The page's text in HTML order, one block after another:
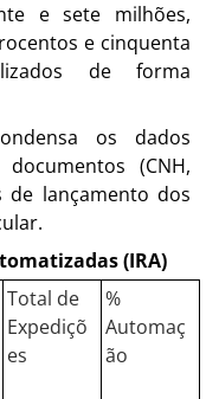
e sete milhões,
e cinquenta
de forma
os
dados
(CNH,
de lançamento dos
(IRA)
Total de
Expediçõ
es
%
Automaç
ão